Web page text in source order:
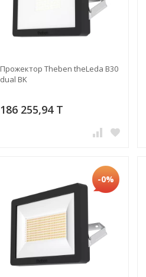
Прожектор Theben theLeda B30
dual BK
186 255,94 T
-0%